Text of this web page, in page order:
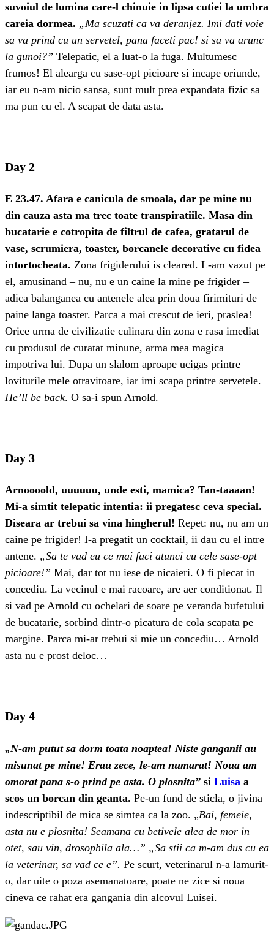
suvoiul de lumina care-l chinuie in lipsa cutiei la umbra
careia dormea. „Ma scuzati ca va deranjez. Imi dati voie
sa va prind cu un servetel, pana faceti pac! si sa va arunc
la gunoi?” Telepatic, el a luat-o la fuga. Multumesc
frumos! El alearga cu sase-opt picioare si incape oriunde,
iar eu n-am nicio sansa, sunt mult prea expandata fizic sa
ma pun cu el. A scapat de data asta.
Day 2
E 23.47. Afara e canicula de smoala, dar pe mine nu
din cauza asta ma trec toate transpiratiile. Masa din
bucatarie e cotropita de filtrul de cafea, gratarul de
vase, scrumiera, toaster, borcanele decorative cu fidea
intortocheata. Zona frigiderului is cleared. L-am vazut pe
el, amusinand – nu, nu e un caine la mine pe frigider –
adica balanganea cu antenele alea prin doua firimituri de
paine langa toaster. Parca a mai crescut de ieri, praslea!
Orice urma de civilizatie culinara din zona e rasa imediat
cu produsul de curatat minune, arma mea magica
impotriva lui. Dupa un slalom aproape ucigas printre
loviturile mele otravitoare, iar imi scapa printre servetele.
He’ll be back. O sa-i spun Arnold.
Day 3
Arnoooold, uuuuuu, unde esti, mamica? Tan-taaaan!
Mi-a simtit telepatic intentia: ii pregatesc ceva special.
Diseara ar trebui sa vina hingherul! Repet: nu, nu am un
caine pe frigider! I-a pregatit un cocktail, ii dau cu el intre
antene. „Sa te vad eu ce mai faci atunci cu cele sase-opt
picioare!” Mai, dar tot nu iese de nicaieri. O fi plecat in
concediu. La vecinul e mai racoare, are aer conditionat. Il
si vad pe Arnold cu ochelari de soare pe veranda bufetului
de bucatarie, sorbind dintr-o picatura de cola scapata pe
margine. Parca mi-ar trebui si mie un concediu… Arnold
asta nu e prost deloc…
Day 4
„N-am putut sa dorm toata noaptea! Niste ganganii au
misunat pe mine! Erau zece, le-am numarat! Noua am
omorat pana s-o prind pe asta. O plosnita” si Luisa a
scos un borcan din geanta. Pe-un fund de sticla, o jivina
indescriptibil de mica se simtea ca la zoo. „Bai, femeie,
asta nu e plosnita! Seamana cu betivele alea de mor in
otet, sau vin, drosophila ala…” „Sa stii ca m-am dus cu ea
la veterinar, sa vad ce e”. Pe scurt, veterinarul n-a lamurit-
o, dar uite o poza asemanatoare, poate ne zice si noua
cineva ce rahat era gangania din alcovul Luisei.